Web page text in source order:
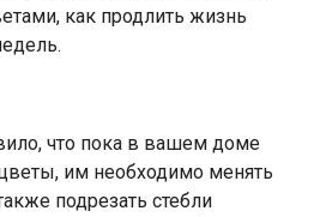
как продлить жизнь
что пока в вашем доме
им необходимо менять
подрезать стебли